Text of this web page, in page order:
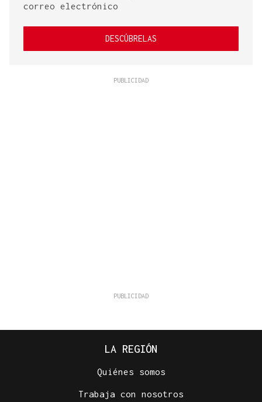
correo electrónico
DESCÚBRELAS
LA REGIÓN
Quiénes somos
Trabaja con nosotros